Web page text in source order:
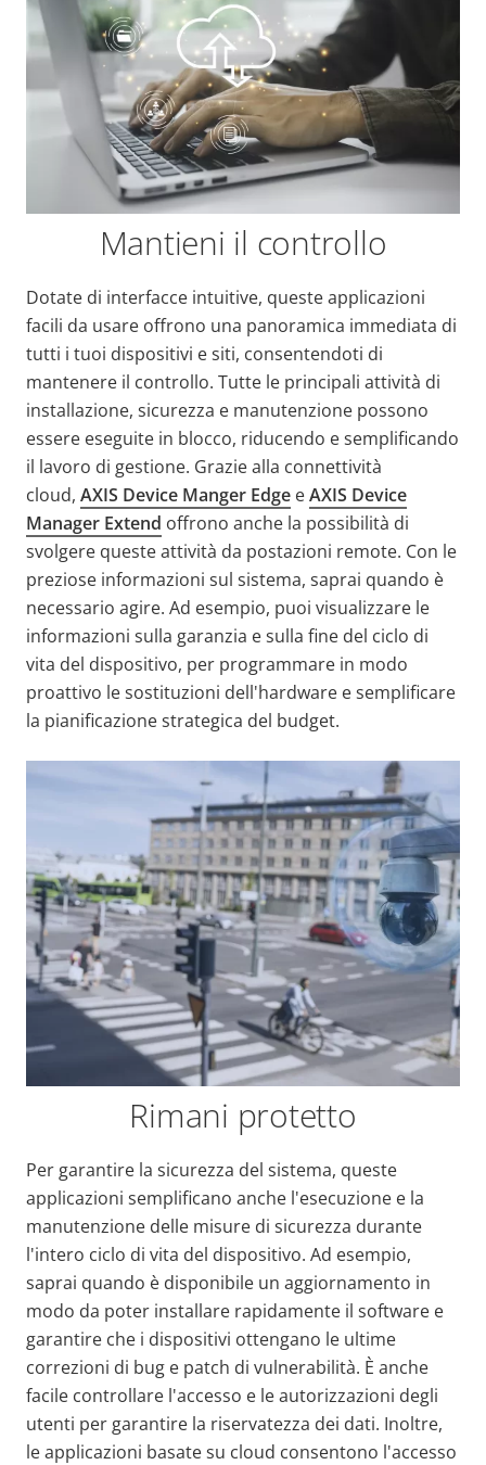
Mantieni il controllo
Dotate di interfacce intuitive, queste applicazioni
facili da usare offrono una panoramica immediata di
tutti i tuoi dispositivi e siti, consentendoti di
mantenere il controllo. Tutte le principali attività di
installazione, sicurezza e manutenzione possono
essere eseguite in blocco, riducendo e semplificando
il lavoro di gestione. Grazie alla connettività
cloud, AXIS Device Manger Edge eAXIS Device
Manager Extend offrono anche la possibilità di
svolgere queste attività da postazioni remote. Con le
preziose informazioni sul sistema, saprai quando è
necessario agire. Ad esempio, puoi visualizzare le
informazioni sulla garanzia e sulla fine del ciclo di
vita del dispositivo, per programmare in modo
proattivo le sostituzioni dell'hardware e semplificare
la pianificazione strategica del budget.
Rimani protetto
Per garantire la sicurezza del sistema, queste
applicazioni semplificano anche l'esecuzione e la
manutenzione delle misure di sicurezza durante
l'intero ciclo di vita del dispositivo. Ad esempio,
saprai quando è disponibile un aggiornamento in
modo da poter installare rapidamente il software e
garantire che i dispositivi ottengano le ultime
correzioni di bug e patch di vulnerabilità. È anche
facile controllare l'accesso e le autorizzazioni degli
utenti per garantire la riservatezza dei dati. Inoltre,
le applicazioni basate su cloud consentono l'accesso